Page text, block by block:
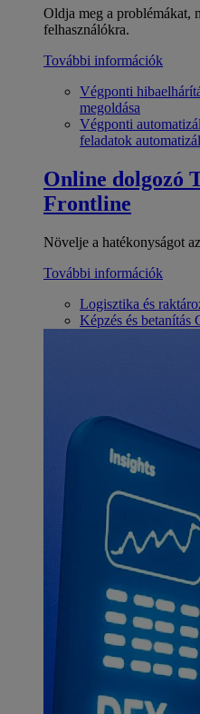
Oldja meg a problémákat,
felhasználókra.
További információk
Végponti
megoldása
Végponti
feladatok
Online dolgozó
Frontline
Növelje a hatékonyságot
További információk
Logisztika és
Képzés és betanítás